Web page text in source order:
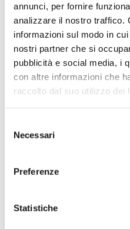
annunci, per fornire
analizzare il nostro traffico.
informazioni sul modo in
nostri partner che si
pubblicità e social media, i
con altre informazioni che
raccolto dal suo utilizzo dei
delNecessari
Preferenze
Statistiche
In questo post
che causano
pressofusi in lega di
riconoscerli e prevenirli.
che necessitano di un
Finitura superficiale:
Apr 3, 2018
superficiale più comuni
prodotti in lega di zinco.